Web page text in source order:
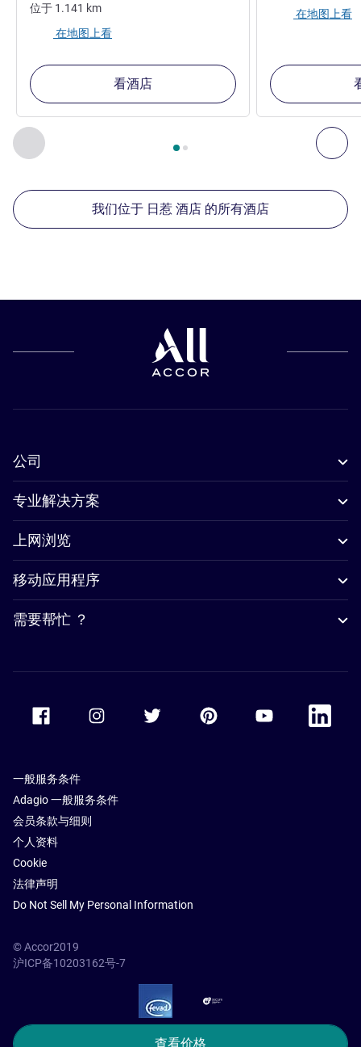
查看价格
上一个 - 我们在附近的其他酒店 下
第 1页，共 , 我们在附近的其他酒店 1 :, 我们在附近的
位于 1.141 km
在地图上看
看酒店
在地图上看
我们位于 日惹 酒店 的所有酒店
公司
专业解决方案
上网浏览
移动应用程序
需要帮忙 ？
Accor Facebook Accor TwitterAccor PinterestAccor Youtube
Accor
一般服务条件
Adagio 一般服务条件
会员条款与细则
个人资料
Cookie
法律声明
Do Not Sell My Personal Information
© Accor2019
沪ICP备10203162号-7